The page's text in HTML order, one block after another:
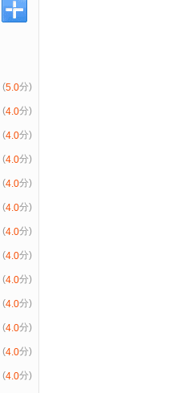
(5.0分)
(4.0分)
(4.0分)
(4.0分)
(4.0分)
(4.0分)
(4.0分)
(4.0分)
(4.0分)
(4.0分)
(4.0分)
(4.0分)
(4.0分)